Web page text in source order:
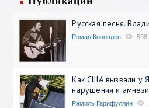
Русская песня.
Роман Коноплев 598
Как США вызвали у
нарушения и
Рамиль Гарифуллин